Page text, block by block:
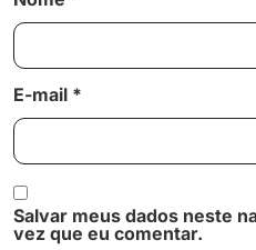
E-mail *
Salvar meus dados neste
vez que eu comentar.